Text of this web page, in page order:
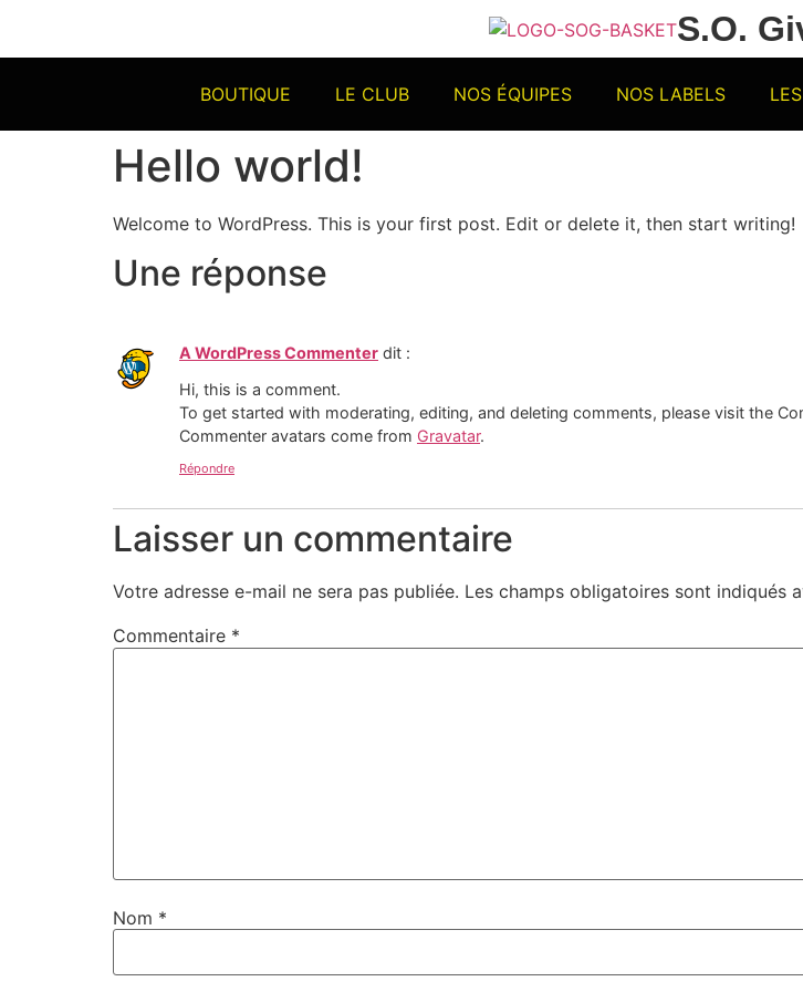
S.O.
BOUTIQUE LE CLUB NOS ÉQUIPES NOS LABELS
Hello world!
Welcome to WordPress. This is your first post. Edit or delete it, then start writing!
Une réponse
A WordPress Commenter dit :
Hi, this is a comment.
To get started with moderating, editing, and deleting comments, please visit the
Commenter avatars come from Gravatar.
Répondre
Laisser un commentaire
Votre adresse e-mail ne sera pas publiée. Les champs obligatoires sont indiqués
Commentaire *
Nom *